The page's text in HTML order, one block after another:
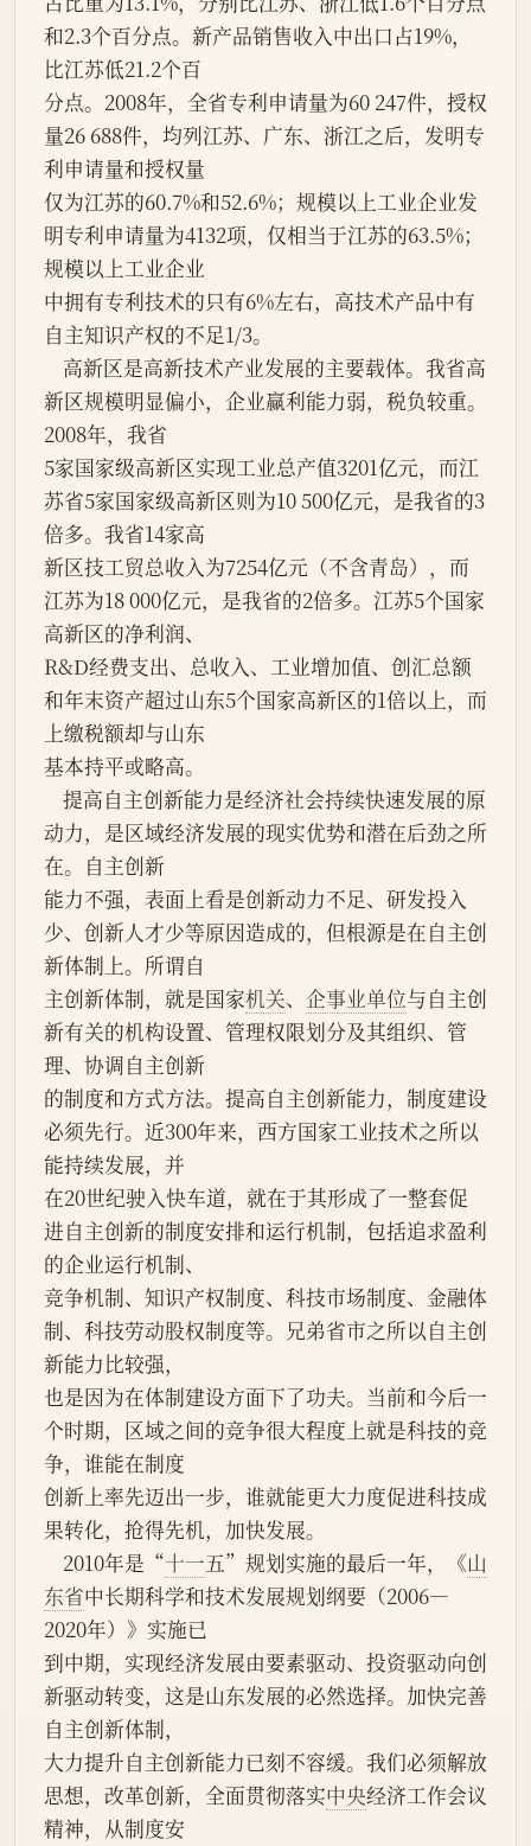
和2.3个百分点。新产品销售收入中出口占19%，
比江苏低21.2个百
分点。2008年，全省专利申请量为60 247件，授权
量26 688件，均列江苏、广东、浙江之后，发明专
利申请量和授权量
仅为江苏的60.7%和52.6%；规模以上工业企业发
明专利申请量为4132项，仅相当于江苏的63.5%；
规模以上工业企业
中拥有专利技术的只有6%左右，高技术产品中有
自主知识产权的不足1/3。
新区规模明显偏小，企业赢利能力弱，税负较重。
2008年，我省
5家国家级高新区实现工业总产值3201亿元，而江
苏省5家国家级高新区则为10 500亿元，是我省的3
倍多。我省14家高
新区技工贸总收入为7254亿元（不含青岛），而
江苏为18 000亿元，是我省的2倍多。江苏5个国家
高新区的净利润、
R&D经费支出、总收入、工业增加值、创汇总额
和年末资产超过山东5个国家高新区的1倍以上，而
上缴税额却与山东
基本持平或略高。
动力，是区域经济发展的现实优势和潜在后劲之所
在。自主创新
能力不强，表面上看是创新动力不足、研发投入
少、创新人才少等原因造成的，但根源是在自主创
新体制上。所谓自
主创新体制，就是国家机关、 企事业单位与自主创
新有关的机构设置、管理权限划分及其组织、管
理、协调自主创新
的制度和方式方法。提高自主创新能力，制度建设
必须先行。近300年来，西方国家工业技术之所以
能持续发展，并
在20世纪驶入快车道，就在于其形成了一整套促
进自主创新的制度安排和运行机制，包括追求盈利
的企业运行机制、
竞争机制、知识产权制度、科技市场制度、金融体
制、科技劳动股权制度等。兄弟省市之所以自主创
新能力比较强，
也是因为在体制建设方面下了功夫。当前和今后一
个时期，区域之间的竞争很大程度上就是科技的竞
争，谁能在制度
创新上率先迈出一步，谁就能更大力度促进科技成
果转化，抢得先机，加快发展。
    2010年是“
十一五”规划实施的最后一年，《山
东省中长期科学和技术发展规划纲要（2006—
2020年）》实施已
到中期，实现经济发展由要素驱动、投资驱动向创
新驱动转变，这是山东发展的必然选择。加快完善
自主创新体制，
大力提升自主创新能力已刻不容缓。我们必须解放
思想，改革创新，全面贯彻落实中央经济工作会议
精神，从制度安